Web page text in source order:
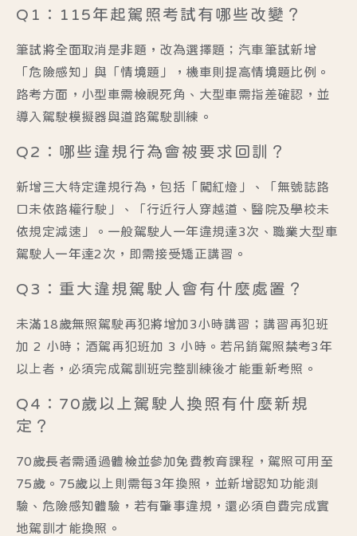
Q1：115年起駕照考試有哪些改變？
筆試將全面取消是非題，改為選擇題；汽車筆試新增
「危險感知」與「情境題」，機車則提高情境題比例。
路考方面，小型車需檢視死角、大型車需指差確認，並
導入駕駛模擬器與道路駕駛訓練。
Q2：哪些違規行為會被要求回訓？
新增三大特定違規行為，包括「闖紅燈」、「無號誌路
口未依路權行駛」、「行近行人穿越道、醫院及學校未
依規定減速」。一般駕駛人一年違規達3次、職業大型車
駕駛人一年達2次，即需接受矯正講習。
Q3：重大違規駕駛人會有什麼處置？
未滿18歲無照駕駛再犯將增加3小時講習；講習再犯班
加 2 小時；酒駕再犯班加 3 小時。若吊銷駕照禁考3年
以上者，必須完成駕訓班完整訓練後才能重新考照。
Q4：70歲以上駕駛人換照有什麼新規
定？
70歲長者需通過體檢並參加免費教育課程，駕照可用至
75歲。75歲以上則需每3年換照，並新增認知功能測
驗、危險感知體驗，若有肇事違規，還必須自費完成實
地駕訓才能換照。